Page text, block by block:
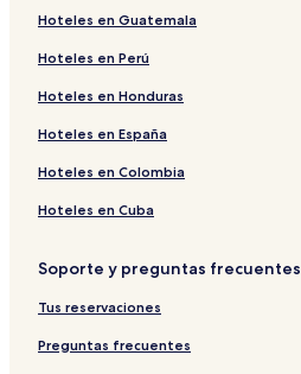
Hoteles en Guatemala
Hoteles en Perú
Hoteles en Honduras
Hoteles en España
Hoteles en Colombia
Hoteles en Cuba
Soporte y preguntas frecuentes
Tus reservaciones
Preguntas frecuentes